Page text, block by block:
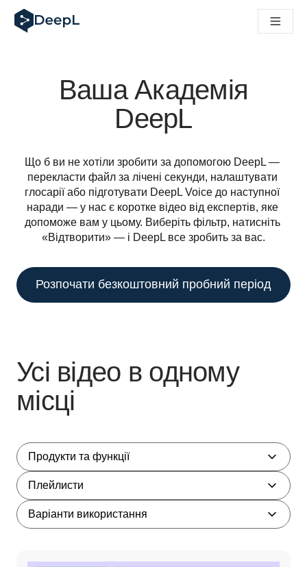
DeepL для ШІ-агентів
Translation Flow в DeepL: Нові робочі процеси на основі
Розшифровка довіри до мовного ШІ в підприємстві. У
Як ми розробляємо систему оцінювання якості
Від якісного перекладу до голосової платформи
Ваша Академія
DeepL
Що б ви не хотіли зробити за допомогою DeepL —
перекласти файл за лічені секунди, налаштувати
глосарії або підготувати DeepL Voice до наступної
наради — у нас є коротке відео від експертів, яке
допоможе вам у цьому. Виберіть фільтр, натисніть
«Відтворити» — і DeepL все зробить за вас.
Розпочати безкоштовний пробний період
Усі відео в одному
місці
Продукти та функції
Плейлисти
Варіанти використання